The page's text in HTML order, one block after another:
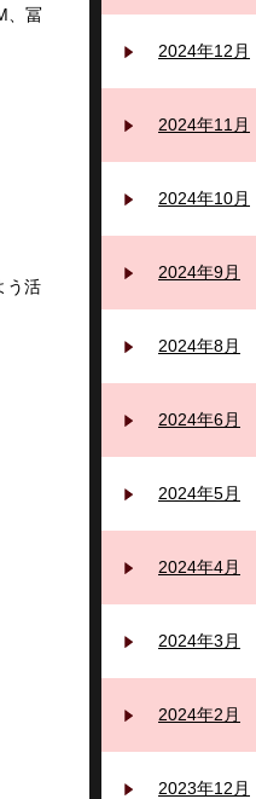
、冨
う活
2024年12月
2024年11月
2024年10月
2024年9月
2024年8月
2024年6月
2024年5月
2024年4月
2024年3月
2024年2月
2023年12月